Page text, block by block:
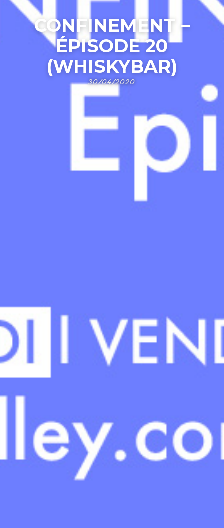
CONFINEMENT –
ÉPISODE 20
(WHISKYBAR)
30/04/2020